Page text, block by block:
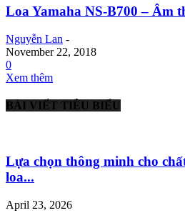
Loa Yamaha NS-B700 – Âm
Nguyễn Lan -
November 22, 2018
0
Xem thêm
BÀI VIẾT TIÊU BIỂU
Lựa chọn thông minh cho
loa...
April 23, 2026